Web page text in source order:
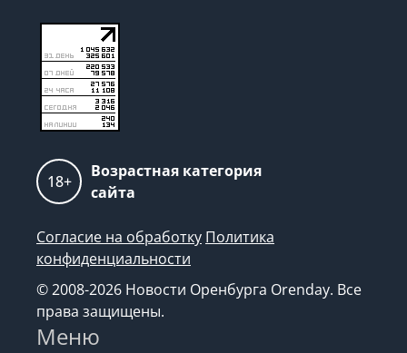
18+
Возрастная категория
сайта
Согласие на обработку Политика
конфиденциальности
© 2008-2026 Новости Оренбурга Orenday. Все
права защищены.
Меню